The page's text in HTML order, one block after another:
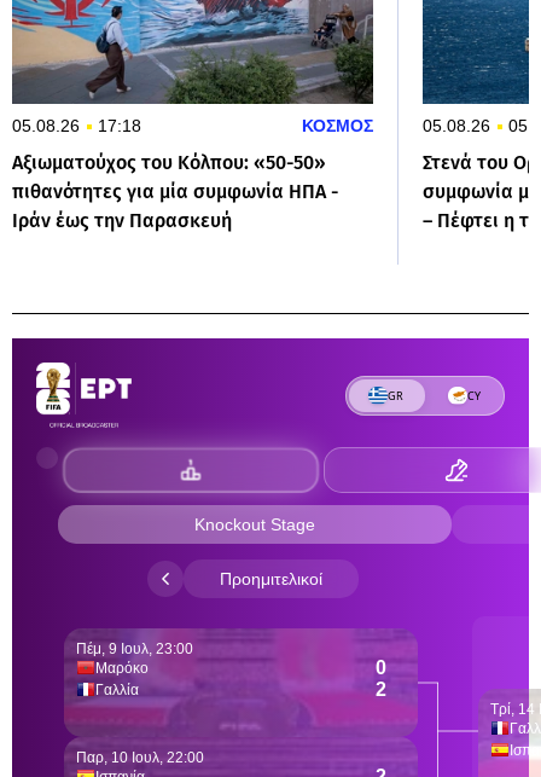
05.08.26 17:18 ΚΟΣΜΟΣ
Αξιωματούχος του Κόλπου: «50-50»
πιθανότητες για μία συμφωνία ΗΠΑ -
Ιράν έως την Παρασκευή
05.08.26
Στενά του
συμφωνία με
– Πέφτει η